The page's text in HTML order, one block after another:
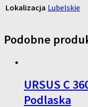
Lokalizacja Lubelskie
Podobne
URSUS C
Podlaska